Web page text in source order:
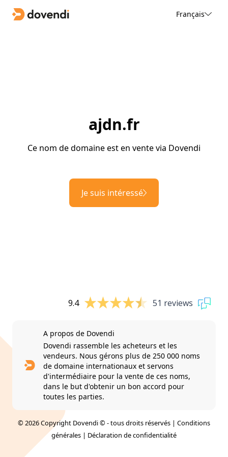
Français
ajdn.fr
Ce nom de domaine est en vente via Dovendi
Je suis intéressé
9.4 51 reviews
A propos de Dovendi
Dovendi rassemble les acheteurs et les
vendeurs. Nous gérons plus de 250 000 noms
de domaine internationaux et servons
d'intermédiaire pour la vente de ces noms,
dans le but d'obtenir un bon accord pour
toutes les parties.
© 2026 Copyright Dovendi © - tous droits réservés | Conditions
générales | Déclaration de confidentialité